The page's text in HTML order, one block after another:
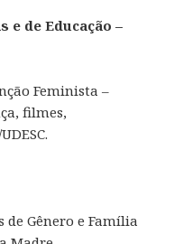
e de Educação –
Feminista –
filmes,
de Gênero e Família